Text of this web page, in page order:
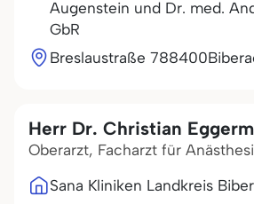
Augenstein und Dr. med.
GbR
Breslaustraße 788400
Herr Dr. Christian
Oberarzt, Facharzt für
Sana Kliniken Landkreis